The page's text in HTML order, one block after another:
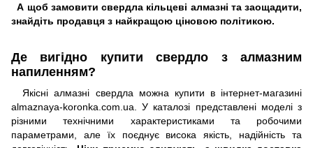
А щоб замовити свердла кільцеві алмазні та заощадити,
знайдіть продавця з найкращою ціновою політикою.
Де вигідно купити свердло з алмазним
напиленням?
Якісні алмазні свердла можна купити в інтернет-магазині
almaznaya-koronka.com.ua. У каталозі представлені моделі з
різними технічними характеристиками та робочими
параметрами, але їх поєднує висока якість, надійність та